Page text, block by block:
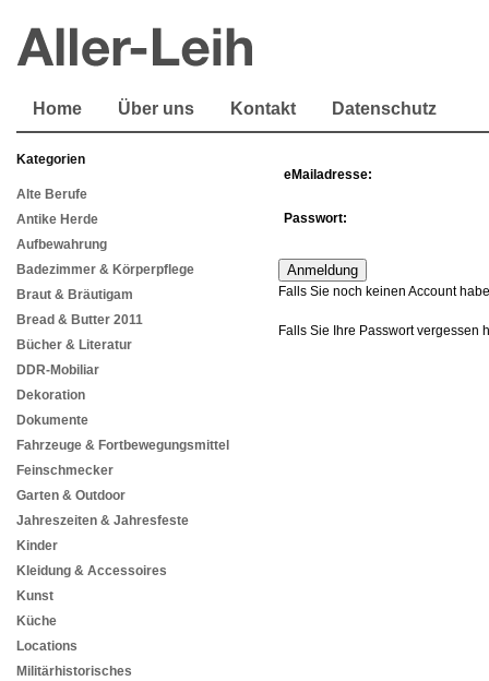
Home Über uns Kontakt Datenschutz
Kategorien
Alte Berufe
Antike Herde
Aufbewahrung
Badezimmer & Körperpflege
Braut & Bräutigam
Bread & Butter 2011
Bücher & Literatur
DDR-Mobiliar
Dekoration
Dokumente
Fahrzeuge & Fortbewegungsmittel
Feinschmecker
Garten & Outdoor
Jahreszeiten & Jahresfeste
Kinder
Kleidung & Accessoires
Kunst
Küche
Locations
Militärhistorisches
eMailadresse:
Passwort:
Falls Sie noch keinen Account
Falls Sie Ihre Passwort vergessen